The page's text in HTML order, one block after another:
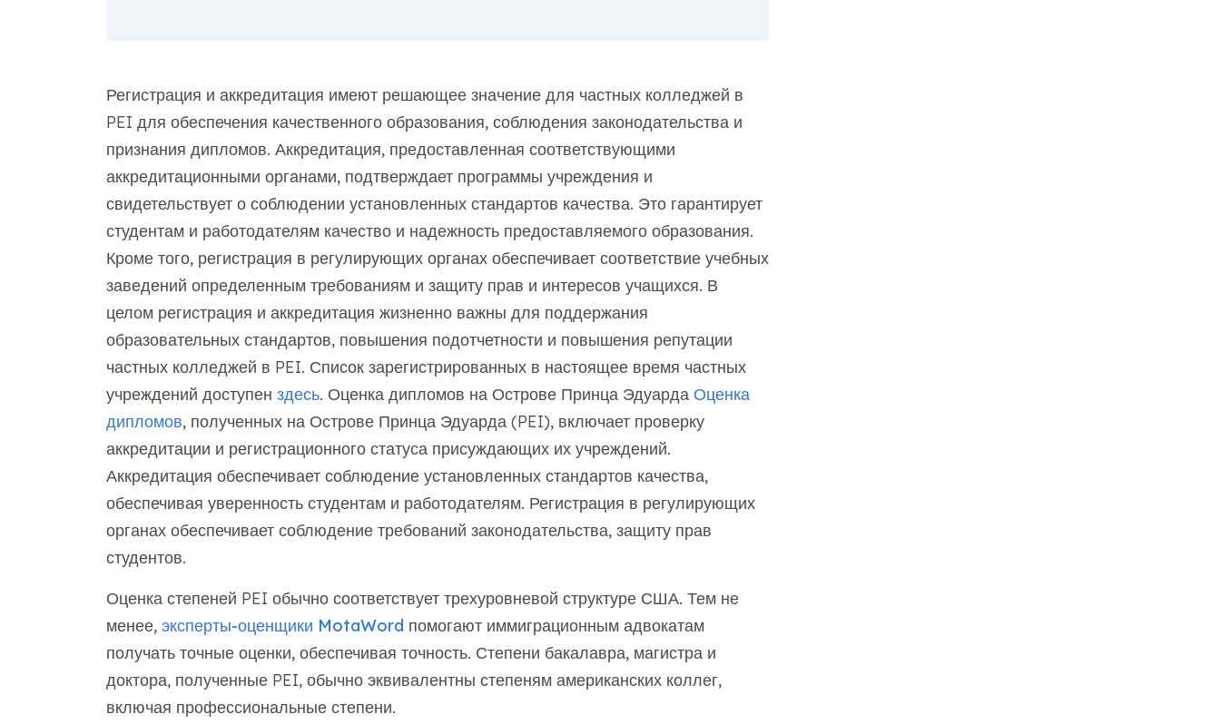
Регистрация и аккредитация имеют решающее значение для частных колледжей в
PEI для обеспечения качественного образования, соблюдения законодательства и
признания дипломов. Аккредитация, предоставленная соответствующими
аккредитационными органами, подтверждает программы учреждения и
свидетельствует о соблюдении установленных стандартов качества. Это гарантирует
студентам и работодателям качество и надежность предоставляемого образования.
Кроме того, регистрация в регулирующих органах обеспечивает соответствие учебных
заведений определенным требованиям и защиту прав и интересов учащихся. В
целом регистрация и аккредитация жизненно важны для поддержания
образовательных стандартов, повышения подотчетности и повышения репутации
частных колледжей в PEI. Список зарегистрированных в настоящее время частных
учреждений доступен здесь. Оценка дипломов на Острове Принца Эдуарда Оценка
дипломов, полученных на Острове Принца Эдуарда (PEI), включает проверку
аккредитации и регистрационного статуса присуждающих их учреждений.
Аккредитация обеспечивает соблюдение установленных стандартов качества,
обеспечивая уверенность студентам и работодателям. Регистрация в регулирующих
органах обеспечивает соблюдение требований законодательства, защиту прав
студентов.
Оценка степеней PEI обычно соответствует трехуровневой структуре США. Тем не
менее, эксперты-оценщики MotaWord помогают иммиграционным адвокатам
получать точные оценки, обеспечивая точность. Степени бакалавра, магистра и
доктора, полученные PEI, обычно эквивалентны степеням американских коллег,
включая профессиональные степени.